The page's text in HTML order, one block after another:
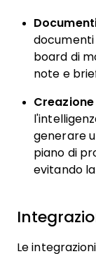
board di
note e
generare
piano di
evitando
Le